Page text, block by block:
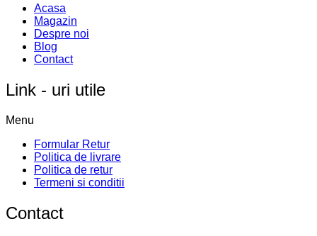
Acasa
Magazin
Despre noi
Blog
Contact
Link - uri utile
Menu
Formular Retur
Politica de livrare
Politica de retur
Termeni si conditii
Contact